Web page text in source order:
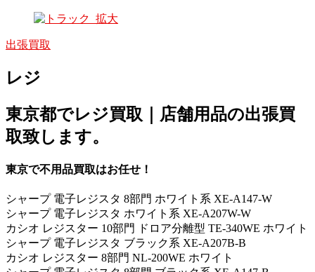
出張買取
レジ
東京都でレジ買取｜店舗用品の出張買
取致します。
東京で不用品買取はお任せ！
シャープ 電子レジスタ 8部門 ホワイト系 XE-A147-W
シャープ 電子レジスタ ホワイト系 XE-A207W-W
カシオ レジスター 10部門 ドロア分離型 TE-340WE ホワイト
シャープ 電子レジスタ ブラック系 XE-A207B-B
カシオ レジスター 8部門 NL-200WE ホワイト